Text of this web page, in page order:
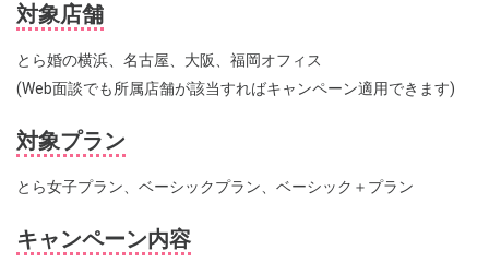
対象店舗
とら婚の横浜、名古屋、大阪、福岡オフィス
(Web面談でも所属店舗が該当すればキャンペーン適用できます)
対象プラン
とら女子プラン、ベーシックプラン、ベーシック＋プラン
キャンペーン内容